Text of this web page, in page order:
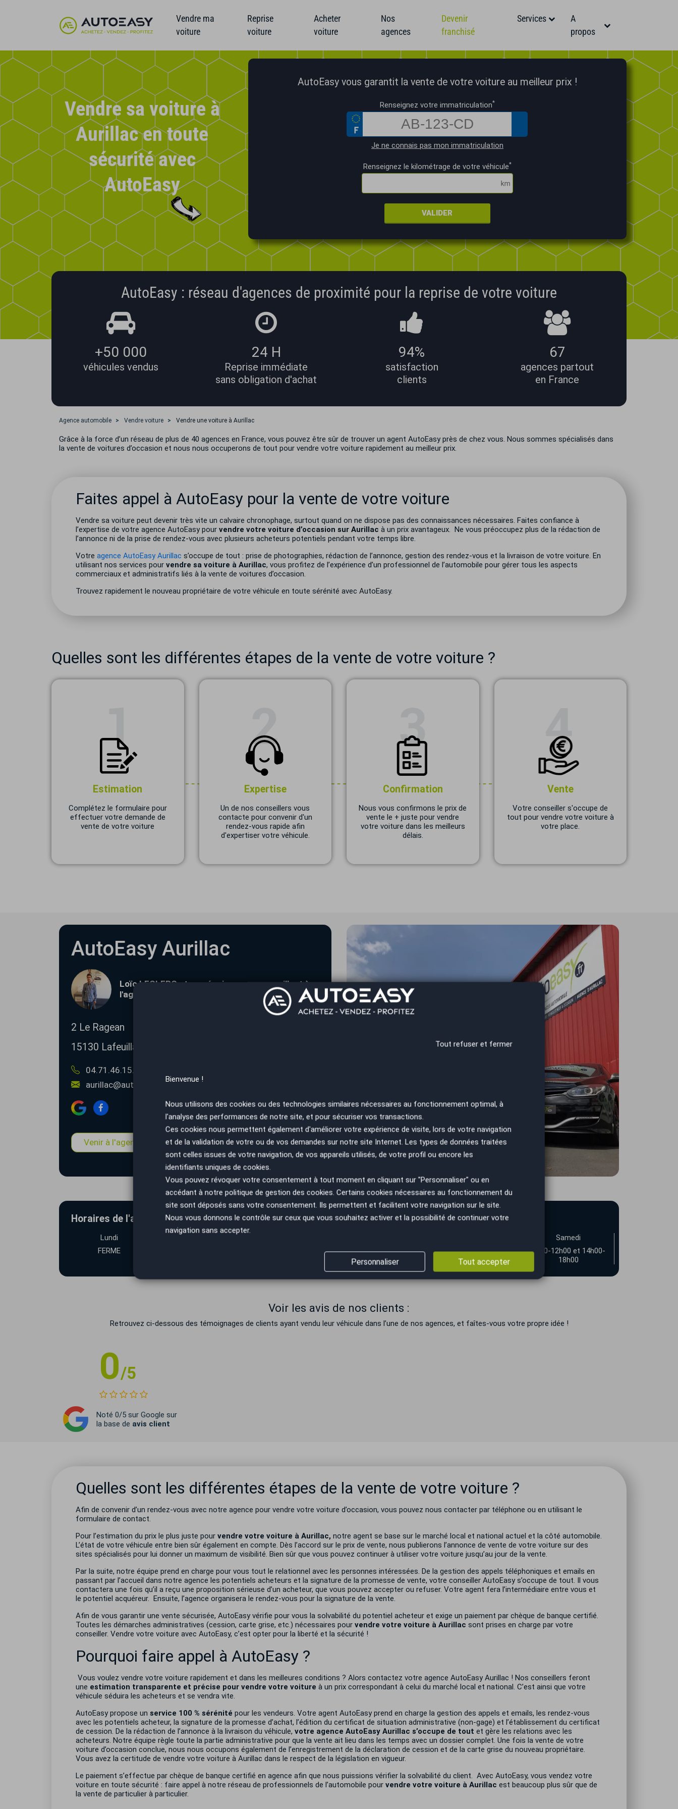
Vendre ma
voiture
Reprise
voiture
Acheter
voiture
Nos
agences
Devenir
franchisé
Services
A
propos
Vendre sa voiture à
Aurillac en toute
sécurité avec
AutoEasy
AutoEasy vous garantit la vente de votre voiture au meilleur prix !
Renseignez votre immatriculation*
Je ne connais pas mon immatriculation
Renseignez le kilométrage de votre véhicule*
VALIDER
AutoEasy : réseau d'agences de proximité pour la reprise de votre voiture
+50 000
véhicules vendus
24 H
Reprise immédiate
sans obligation d'achat
94%
satisfaction
clients
67
agences partout
en France
Agence automobile Vendre voiture Vendre une voiture à Aurillac
Grâce à la force d’un réseau de plus de 40 agences en France, vous pouvez être sûr de trouver un agent AutoEasy près de chez vous. Nous sommes spécialisés dans
la vente de voitures d’occasion et nous nous occuperons de tout pour vendre votre voiture rapidement au meilleur prix.
Faites appel à AutoEasy pour la vente de votre voiture
Vendre sa voiture peut devenir très vite un calvaire chronophage, surtout quand on ne dispose pas des connaissances nécessaires. Faites confiance à
l’expertise de votre agence AutoEasy pour vendre votre voiture d’occasion sur Aurillac à un prix avantageux. Ne vous préoccupez plus de la rédaction de
l’annonce ni de la prise de rendez-vous avec plusieurs acheteurs potentiels pendant votre temps libre.
Votre agence AutoEasy Aurillac s’occupe de tout : prise de photographies, rédaction de l’annonce, gestion des rendez-vous et la livraison de votre voiture. En
utilisant nos services pour vendre sa voiture à Aurillac, vous profitez de l’expérience d’un professionnel de l’automobile pour gérer tous les aspects
commerciaux et administratifs liés à la vente de voitures d’occasion.
Trouvez rapidement le nouveau propriétaire de votre véhicule en toute sérénité avec AutoEasy.
Quelles sont les différentes étapes de la vente de votre voiture ?
Estimation
Complétez le formulaire pour
effectuer votre demande de
vente de votre voiture
Expertise
Un de nos conseillers vous
contacte pour convenir d'un
rendez-vous rapide afin
d'expertiser votre véhicule.
Confirmation
Nous vous confirmons le prix de
vente le + juste pour vendre
votre voiture dans les meilleurs
délais.
Vente
Votre conseiller s'occupe de
tout pour vendre votre voiture à
votre place.
AutoEasy Aurillac
Loïc LECLERC et son équipe vous accueillent à
l'agence de Aurillac
2 Le Ragean
15130 Lafeuillade-en-Vézie
04.71.46.15.15
aurillac@autoeasy.fr
Venir à l'agence Estimation de ma voiture
Horaires de l'agence AutoEasy Aurillac
Lundi
FERME
9h00-12h00 et 14h00-
9h00-12h00 et 14h00-
19h00
9h00-12h00 et
14h00-19h00
Samedi
9h00-12h00 et 14h00-
18h00
Voir les avis de nos clients :
Retrouvez ci-dessous des témoignages de clients ayant vendu leur véhicule dans l’une de nos agences, et faîtes-vous votre propre idée !
0/5
Noté 0/5 sur Google sur
la base de avis client
Quelles sont les différentes étapes de la vente de votre voiture ?
Afin de convenir d’un rendez-vous avec notre agence pour vendre votre voiture d’occasion, vous pouvez nous contacter par téléphone ou en utilisant le
formulaire de contact.
Pour l’estimation du prix le plus juste pour vendre votre voiture à Aurillac, notre agent se base sur le marché local et national actuel et la côté automobile.
L’état de votre véhicule entre bien sûr également en compte. Dès l’accord sur le prix de vente, nous publierons l’annonce de vente de votre voiture sur des
sites spécialisés pour lui donner un maximum de visibilité. Bien sûr que vous pouvez continuer à utiliser votre voiture jusqu’au jour de la vente.
Par la suite, notre équipe prend en charge pour vous tout le relationnel avec les personnes intéressées. De la gestion des appels téléphoniques et emails en
passant par l’accueil dans notre agence les potentiels acheteurs et la signature de la promesse de vente, votre conseiller AutoEasy s’occupe de tout. Il vous
contactera une fois qu’il a reçu une proposition sérieuse d’un acheteur, que vous pouvez accepter ou refuser. Votre agent fera l’intermédiaire entre vous et
le potentiel acquéreur. Ensuite, l’agence organisera le rendez-vous pour la signature de la vente.
Afin de vous garantir une vente sécurisée, AutoEasy vérifie pour vous la solvabilité du potentiel acheteur et exige un paiement par chèque de banque certifié.
Toutes les démarches administratives (cession, carte grise, etc.) nécessaires pour vendre votre voiture à Aurillac sont prises en charge par votre
conseiller. Vendre votre voiture avec AutoEasy, c’est opter pour la liberté et la sécurité !
Pourquoi faire appel à AutoEasy ?
Vous voulez vendre votre voiture rapidement et dans les meilleures conditions ? Alors contactez votre agence AutoEasy Aurillac ! Nos conseillers feront
une estimation transparente et précise pour vendre votre voiture à un prix correspondant à celui du marché local et national. C’est ainsi que votre
véhicule séduira les acheteurs et se vendra vite.
AutoEasy propose un service 100 % sérénité pour les vendeurs. Votre agent AutoEasy prend en charge la gestion des appels et emails, les rendez-vous
avec les potentiels acheteur, la signature de la promesse d’achat, l’édition du certificat de situation administrative (non-gage) et l’établissement du certificat
de cession. De la rédaction de l’annonce à la livraison du véhicule, votre agence AutoEasy Aurillac s’occupe de tout et gère les relations avec les
acheteurs. Notre équipe règle toute la partie administrative pour que la vente ait lieu dans les temps avec un dossier complet. Une fois la vente de votre
voiture d’occasion conclue, nous nous occupons également de l’enregistrement de la déclaration de cession et de la carte grise du nouveau propriétaire.
Vous avez la certitude de vendre votre voiture à Aurillac dans le respect de la législation en vigueur.
Le paiement s’effectue par chèque de banque certifié en agence afin que nous puissions vérifier la solvabilité du client. Avec AutoEasy, vous vendez votre
voiture en toute sécurité : faire appel à notre réseau de professionnels de l’automobile pour vendre votre voiture à Aurillac est beaucoup plus sûr que de
la vente de particulier à particulier.
Tout refuser et fermer
Bienvenue !
Nous utilisons des cookies ou des technologies similaires nécessaires au fonctionnement optimal, à
l'analyse des performances de notre site, et pour sécuriser vos transactions.
Ces cookies nous permettent également d'améliorer votre expérience de visite, lors de votre navigation
et de la validation de votre ou de vos demandes sur notre site Internet. Les types de données traitées
sont celles issues de votre navigation, de vos appareils utilisés, de votre profil ou encore les
identifiants uniques de cookies.
Vous pouvez révoquer votre consentement à tout moment en cliquant sur "Personnaliser" ou en
accédant à notre politique de gestion des cookies. Certains cookies nécessaires au fonctionnement du
site sont déposés sans votre consentement. Ils permettent et facilitent votre navigation sur le site.
Nous vous donnons le contrôle sur ceux que vous souhaitez activer et la possibilité de continuer votre
navigation sans accepter.
Tout accepter
Personnaliser